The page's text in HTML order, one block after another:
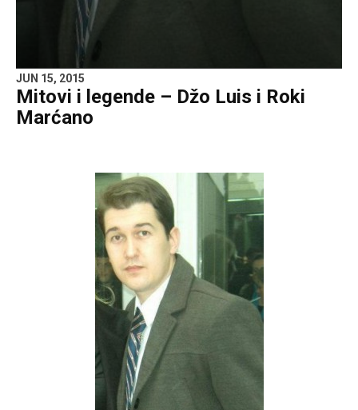
JUN 15, 2015
Mitovi i legende – Džo Luis i Roki
Marćano